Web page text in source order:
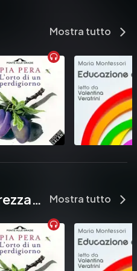
Mostra tutto
Potresti anche apprezzare... Mostra tutto